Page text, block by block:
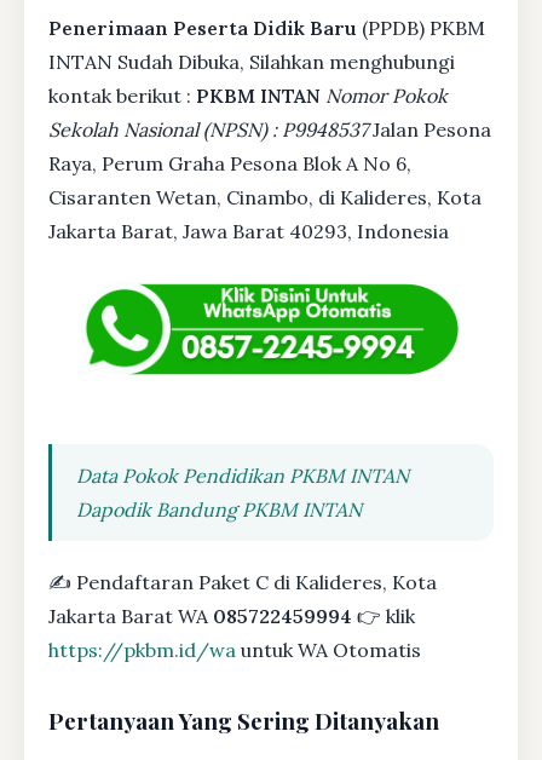
Penerimaan Peserta Didik Baru (PPDB) PKBM
INTAN Sudah Dibuka, Silahkan menghubungi
kontak berikut : PKBM INTAN Nomor Pokok
Sekolah Nasional (NPSN) : P9948537Jalan Pesona
Raya, Perum Graha Pesona Blok A No 6,
Cisaranten Wetan, Cinambo, di Kalideres, Kota
Jakarta Barat, Jawa Barat 40293, Indonesia
Data Pokok Pendidikan PKBM INTAN
Dapodik Bandung PKBM INTAN
✍ Pendaftaran Paket C di Kalideres, Kota
Jakarta Barat WA 085722459994 👉 klik
https://pkbm.id/wa untuk WA Otomatis
Pertanyaan Yang Sering Ditanyakan